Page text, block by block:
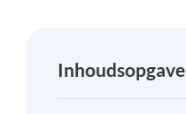
Inhoudsopgave